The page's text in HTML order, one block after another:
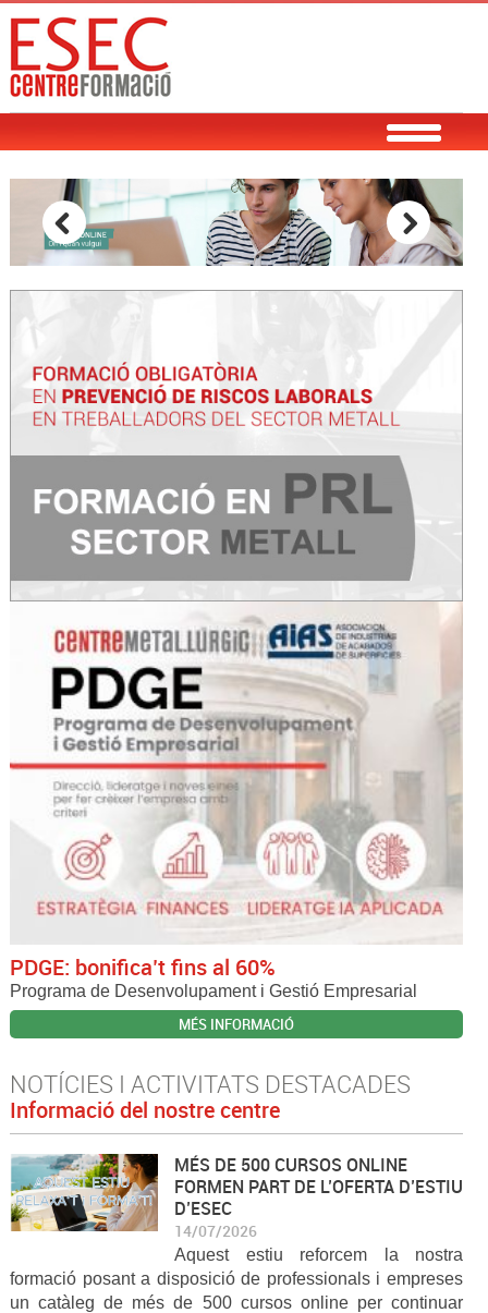
PDGE: bonifica’t fins al 60%
Programa de Desenvolupament i Gestió Empresarial
MÉS INFORMACIÓ
NOTÍCIES I ACTIVITATS DESTACADES
Informació del nostre centre
MÉS DE 500 CURSOS ONLINE
FORMEN PART DE L’OFERTA D’ESTIU
D’ESEC
14/07/2026
Aquest estiu reforcem la nostra
formació posant a disposició de professionals i empreses
un catàleg de més de 500 cursos online per continuar